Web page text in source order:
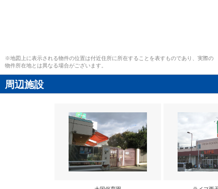
※地図上に表示される物件の位置は付近住所に所在することを表すものであり、実際の
物件所在地とは異なる場合がございます。
周辺施設